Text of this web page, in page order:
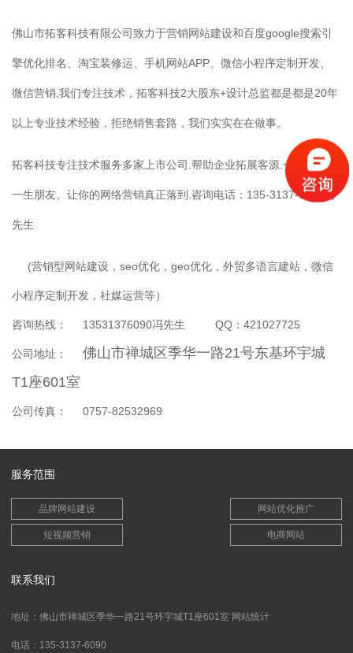
佛山市拓客科技有限公司致力于营销网站建设和百度google搜索引
擎优化排名、淘宝装修运、手机网站APP、微信小程序定制开发、
微信营销,我们专注技术，拓客科技2大股东+设计总监都是都是20年
以上专业技术经验，拒绝销售套路，我们实实在在做事。
拓客科技专注技术服务多家上市公司.帮助企业拓展客源.一次合作，
一生朋友。让你的网络营销真正落到.咨询电话：135-3137-6090冯
先生
(营销型网站建设，seo优化，geo优化，外贸多语言建站，微信
小程序定制开发，社媒运营等）
咨询热线： 13531376090冯先生 QQ：421027725
公司地址： 佛山市禅城区季华一路21号东基环宇城
T1座601室
公司传真： 0757-82532969
服务范围
品牌网站建设 网站优化推广
短视频营销 电商网站
联系我们
地址：佛山市禅城区季华一路21号环宇城T1座601室 网站统计
电话：135-3137-6090